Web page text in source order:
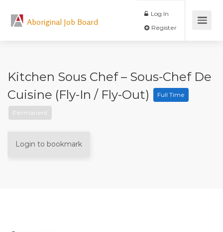
Aboriginal Job Board
Log In
Kitchen Sous Chef – Sous-Chef De
Cuisine (Fly-In / Fly-Out)
Full Time
Permanent
Login to bookmark